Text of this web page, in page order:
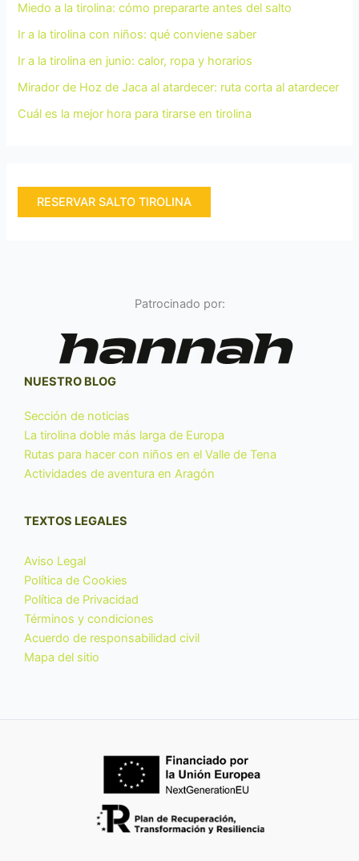
Miedo a la tirolina: cómo prepararte antes del salto
Ir a la tirolina con niños: qué conviene saber
Ir a la tirolina en junio: calor, ropa y horarios
Mirador de Hoz de Jaca al atardecer: ruta corta al atardecer
Cuál es la mejor hora para tirarse en tirolina
RESERVAR SALTO TIROLINA
Patrocinado por:
NUESTRO BLOG
Sección de noticias
La tirolina doble más larga de Europa
Rutas para hacer con niños en el Valle de Tena
Actividades de aventura en Aragón
TEXTOS LEGALES
Aviso Legal
Política de Cookies
Política de Privacidad
Términos y condiciones
Acuerdo de responsabilidad civil
Mapa del sitio